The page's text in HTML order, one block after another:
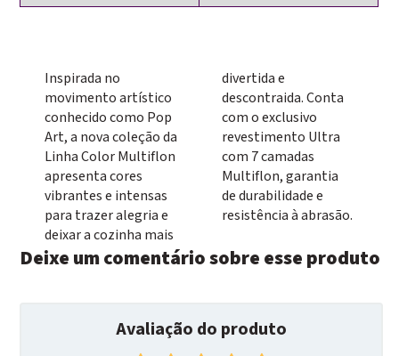
Inspirada no
movimento artístico
conhecido como Pop
Art, a nova coleção da
Linha Color Multiflon
apresenta cores
vibrantes e intensas
para trazer alegria e
deixar a cozinha mais
divertida e
descontraida. Conta
com o exclusivo
revestimento Ultra
com 7 camadas
Multiflon, garantia
de durabilidade e
resistência à abrasão.
Deixe um comentário sobre esse produto
Avaliação do produto